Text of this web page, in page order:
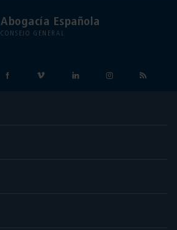
Abogacía Española
CONSEJO GENERAL